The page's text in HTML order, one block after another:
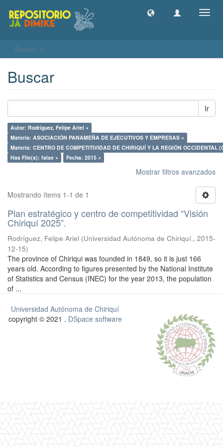
Buscar
Buscar
Ir
Autor: Rodríguez, Felipe Ariel ×
Materia: ASOCIACIÓN PANAMEÑA DE EJECUTIVOS Y EMPRESAS ×
Materia: CENTRO DE COMPETITIVIDAD DE CHIRIQUÍ Y LA REGIÓN OCCIDENTAL
Has File(s): false ×
Fecha: 2015 ×
Mostrar filtros avanzados
Mostrando ítems 1-1 de 1
Plan estratégico y centro de competitividad “Visión
Chiriquí 2025”.
Rodríguez, Felipe Ariel (Universidad Autónoma de Chiriquí., 2015-
12-15)
The province of Chiriqui was founded in 1849, so it is just 166
years old. According to figures presented by the National Institute
of Statistics and Census (INEC) for the year 2013, the population
of ...
Universidad Autónoma de Chiriquí
copyright © 2021 . DSpace software